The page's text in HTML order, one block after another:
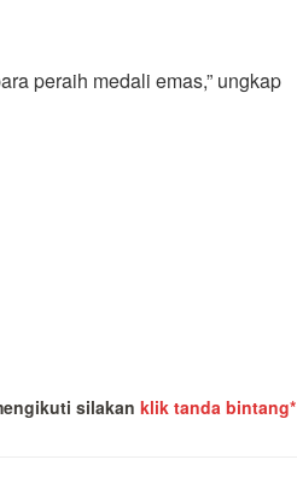
peraih medali emas,” ungkap
silakan klik tanda bintang*